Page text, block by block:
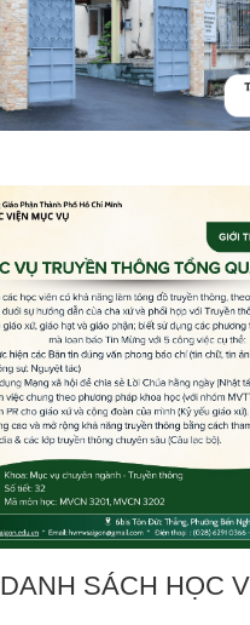
DANH SÁCH HỌC